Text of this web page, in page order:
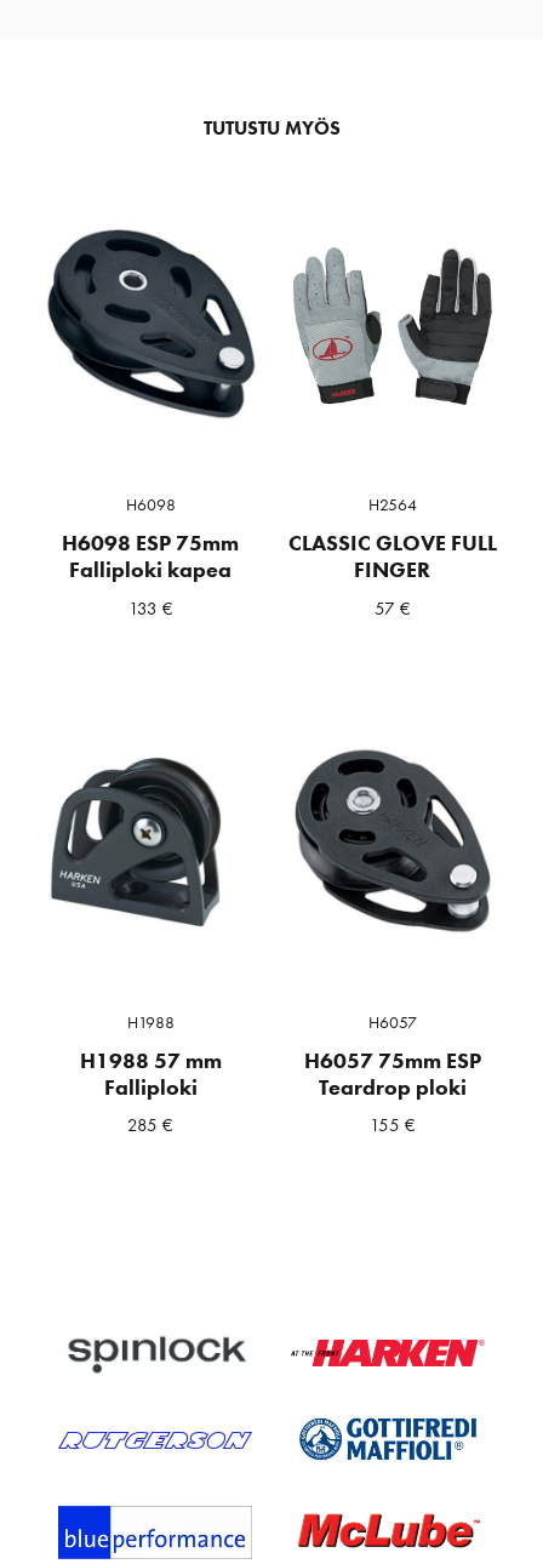
TUTUSTU MYÖS
H6098
H6098 ESP 75mm
Falliploki kapea
133 €
H2564
CLASSIC GLOVE FULL
FINGER
57 €
H1988
H1988 57 mm
Falliploki
285€
H6057
H6057 75mm ESP
Teardrop ploki
155 €